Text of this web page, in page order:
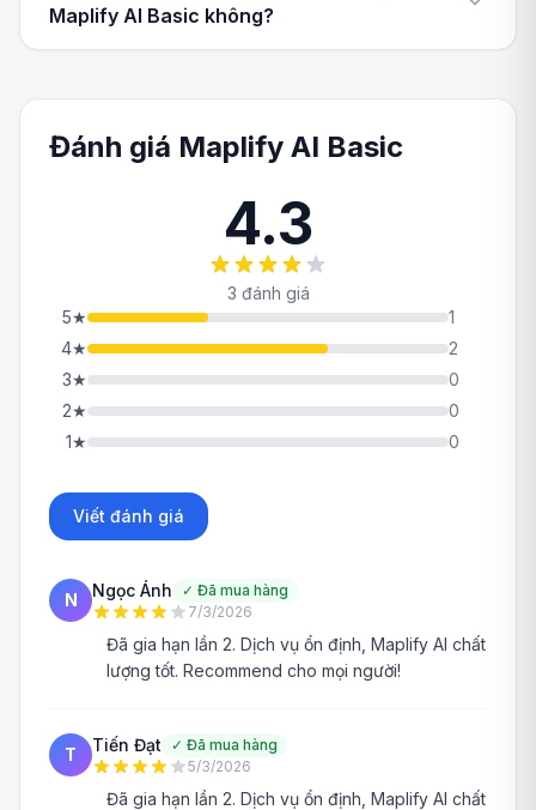
Maplify AI Basic không?
Đánh giá Maplify AI Basic
4.3
3 đánh giá
5★
1
4★
2
3★
0
2★
0
1★ 0
Viết đánh giá
N Ngọc Ánh ✓ Đã mua hàng
7/3/2026
Đã gia hạn lần 2. Dịch vụ ổn định, Maplify AI chất
lượng tốt. Recommend cho mọi người!
T Tiến Đạt ✓ Đã mua hàng
5/3/2026
Đã gia hạn lần 2. Dịch vụ ổn định, Maplify AI chất